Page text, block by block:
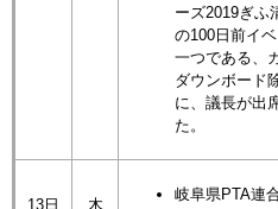
ーズ2019ぎふ
の100日前イ
一つである、
ダウンボード
に、議長が出
た。
13日 木
岐阜県PTA連